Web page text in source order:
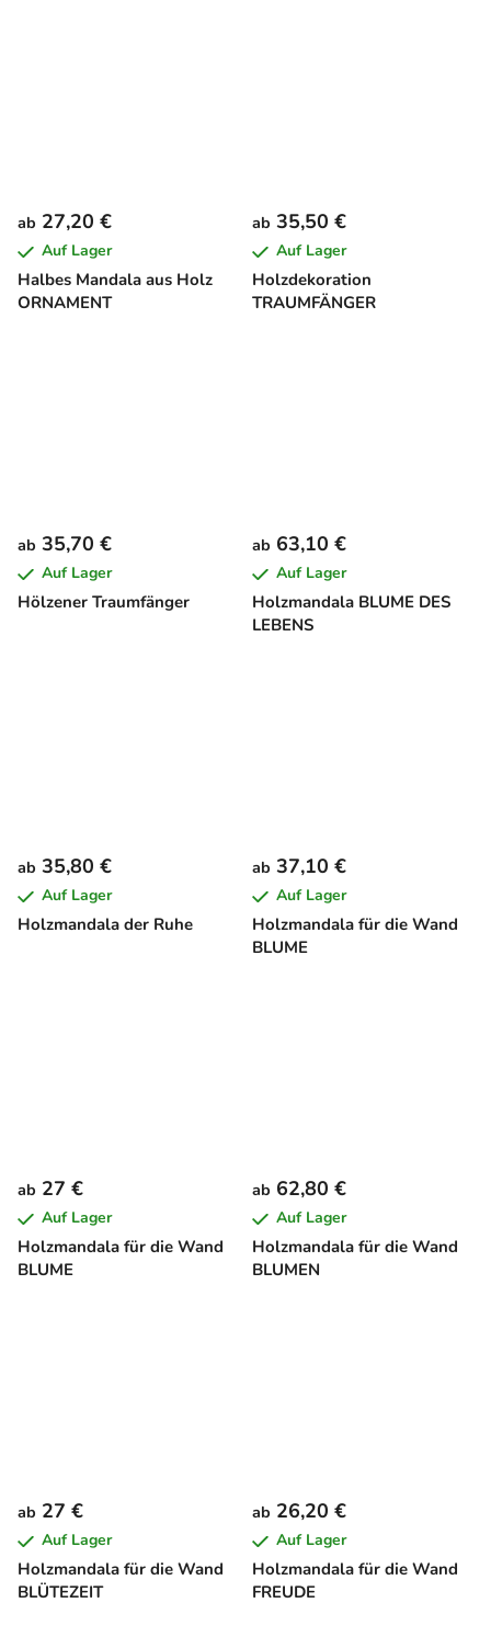
Halbes Mandala aus Holz
ORNAMENT
ab 27,20 €
Auf Lager
Holzdekoration
TRAUMFÄNGER
ab 35,50 €
Auf Lager
Hölzener Traumfänger
ab 35,70 €
Auf Lager
Holzmandala BLUME DES
LEBENS
ab 63,10 €
Auf Lager
Holzmandala der Ruhe
ab 35,80 €
Auf Lager
Holzmandala für die Wand
BLUME
ab 37,10 €
Auf Lager
Holzmandala für die Wand
BLUME
ab 27 €
Auf Lager
Holzmandala für die Wand
BLUMEN
ab 62,80 €
Auf Lager
Holzmandala für die Wand
BLÜTEZEIT
ab 27 €
Auf Lager
Holzmandala für die Wand
FREUDE
ab 26,20 €
Auf Lager